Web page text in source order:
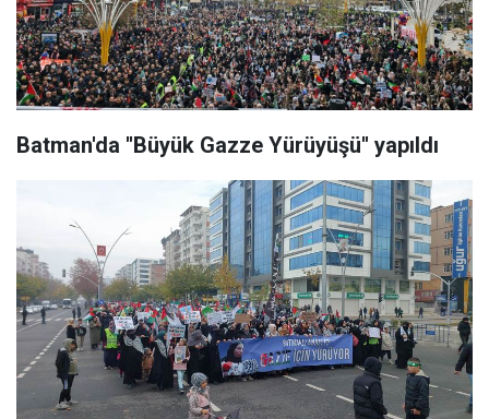
Batman'da ''Büyük Gazze Yürüyüşü'' yapıldı